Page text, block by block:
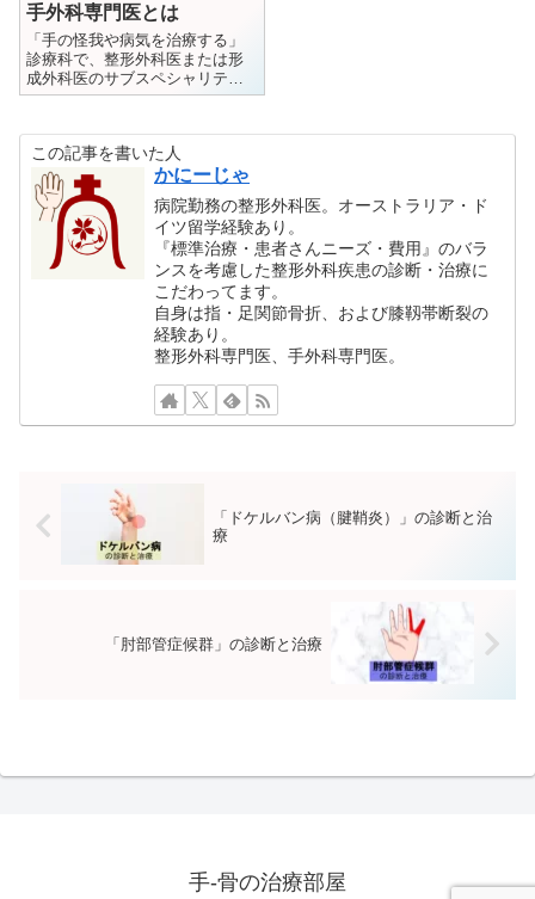
手外科専門医とは
「手の怪我や病気を治療する」
診療科で、整形外科医または形
成外科医のサブスペシャリティ
として設定されています。資格
程度のものです。
この記事を書いた人
かにーじゃ
病院勤務の整形外科医。オーストラリア・ド
イツ留学経験あり。
『標準治療・患者さんニーズ・費用』のバラ
ンスを考慮した整形外科疾患の診断・治療に
こだわってます。
自身は指・足関節骨折、および膝靱帯断裂の
経験あり。
整形外科専門医、手外科専門医。
「ドケルバン病（腱鞘炎）」の診断と治
療
「肘部管症候群」の診断と治療
手-骨の治療部屋